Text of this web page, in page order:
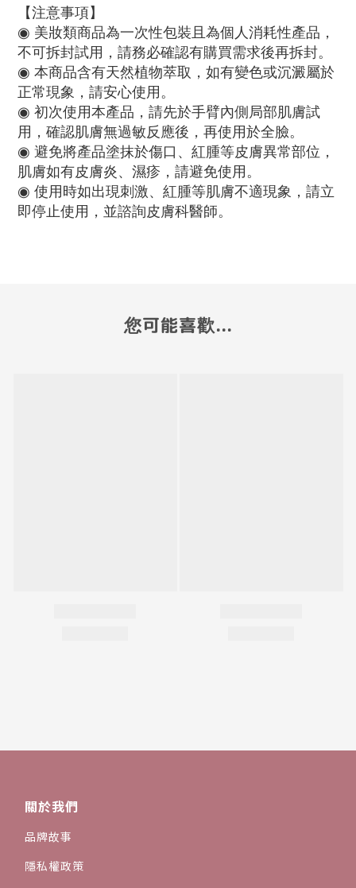
【注意事項】
◉ 美妝類商品為一次性包裝且為個人消耗性產品，
不可拆封試用，請務必確認有購買需求後再拆封。
◉ 本商品含有天然植物萃取，如有變色或沉澱屬於
正常現象，請安心使用。
◉ 初次使用本產品，請先於手臂內側局部肌膚試
用，確認肌膚無過敏反應後，再使用於全臉。
◉ 避免將產品塗抹於傷口、紅腫等皮膚異常部位，
肌膚如有皮膚炎、濕疹，請避免使用。
◉ 使用時如出現刺激、紅腫等肌膚不適現象，請立
即停止使用，並諮詢皮膚科醫師。
您可能喜歡...
關於我們
品牌故事
隱私權政策